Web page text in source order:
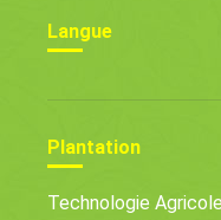
Langue
Plantation
Technologie Agricole